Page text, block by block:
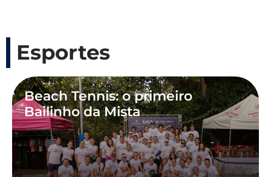
Esportes
Beach Tennis: o primeiro
Bailinho da Mista